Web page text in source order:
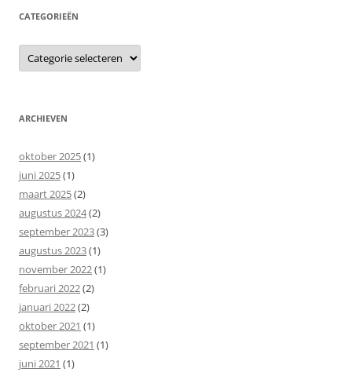
CATEGORIEËN
Categorieën
ARCHIEVEN
oktober 2025(1)
juni 2025(1)
maart 2025(2)
augustus 2024(2)
september 2023(3)
augustus 2023(1)
november 2022(1)
februari 2022(2)
januari 2022(2)
oktober 2021 (1)
september 2021 (1)
juni 2021 (1)